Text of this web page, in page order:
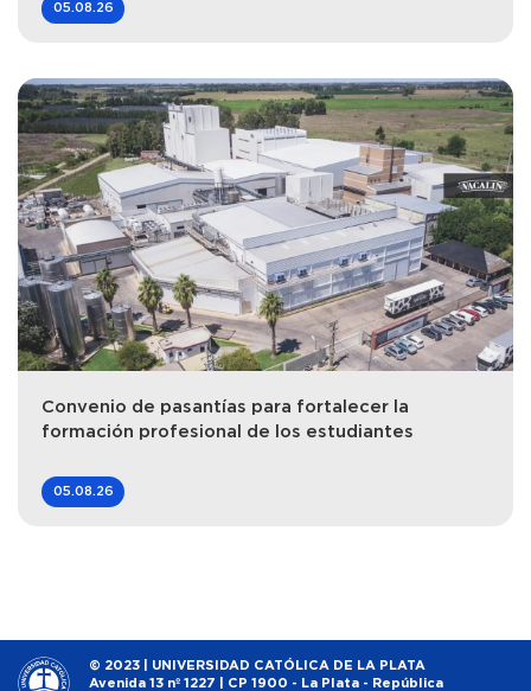
05.08.26
Convenio de pasantías para fortalecer la
formación profesional de los estudiantes
05.08.26
© 2023 | UNIVERSIDAD CATÓLICA DE LA PLATA
Avenida 13 nº 1227 | CP 1900 - La Plata - República